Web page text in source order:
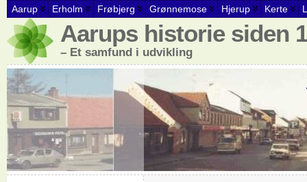
Aarup Erholm Frøbjerg Grønnemose Hjerup Kerte
Aarups historie siden
– Et samfund i udvikling